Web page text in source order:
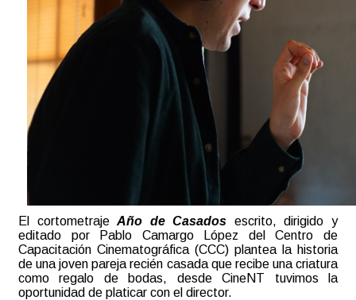
El cortometrajeAño de Casados escrito, dirigido y
editado por Pablo Camargo López del Centro de
Capacitación Cinematográfica (CCC) plantea la historia
de una joven pareja recién casada que recibe una criatura
como regalo de bodas, desde CineNT tuvimos la
oportunidad de platicar con el director.